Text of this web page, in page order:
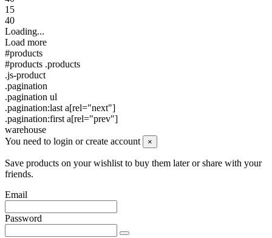
15
40
Loading...
Load more
#products
#products .products
.js-product
.pagination
.pagination ul
.pagination:last a[rel="next"]
.pagination:first a[rel="prev"]
warehouse
You need to login or create account
×
Save products on your wishlist to buy them later or share with your
friends.
Email
Password